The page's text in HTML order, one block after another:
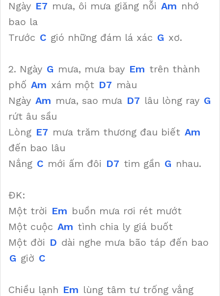
Ngày E7 mưa, ôi mưa giăng nỗi Am nhớ
bao la
Trước C gió những đám lá xác G xơ.
2. Ngày G mưa, mưa bay Em trên thành
phố Am xám một D7 màu
Ngày Am mưa, sao mưa D7 lâu lòng ray G
rứt âu sầu
Lòng E7 mưa trăm thương đau biết Am
đến bao lâu
Nắng C mới ấm đôi D7 tim gần G nhau.
ĐK:
Một trời Em buồn mưa rơi rét mướt
Một cuộc Am tình chia ly giá buốt
Một đời D dài nghe mưa bão táp đến bao
G giờ C
Chiều lạnh Em lùng tâm tư trống vắng